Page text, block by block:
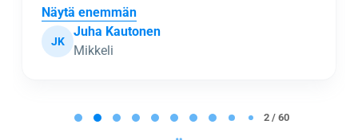
Näytä enemmän
JK
Juha Kautonen
Mikkeli
2 / 60